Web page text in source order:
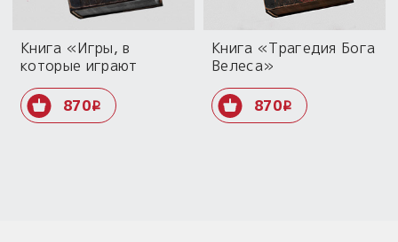
Книга «Игры, в
которые играют
Боги»
870i
Книга «Трагедия Бога
Велеса»
870i